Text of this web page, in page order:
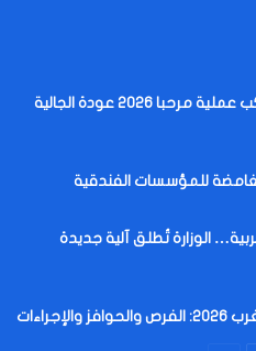
من جنوة إلى الداخلة: كيف تواكب عملية مرحبا 2026 عودة الجالية
للمؤسسات الفندقية
الوزارة تُطلق آلية جديدة